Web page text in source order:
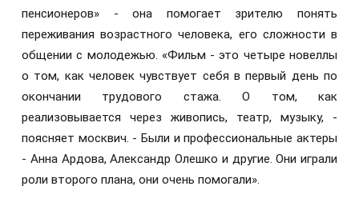
пенсионеров» - она помогает зрителю понять
переживания возрастного человека, его сложности в
общении с молодежью. «Фильм - это четыре новеллы
о том, как человек чувствует себя в первый день по
окончании трудового стажа. О том, как
реализовывается через живопись, театр, музыку, -
поясняет москвич. - Были и профессиональные актеры
- Анна Ардова, Александр Олешко и другие. Они играли
роли второго плана, они очень помогали».